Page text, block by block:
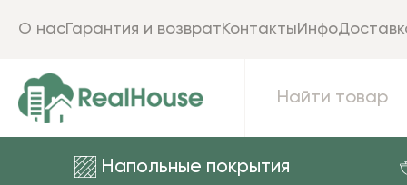
Напольные покрытия
О насГарантия и возвратКонтактыИнфо